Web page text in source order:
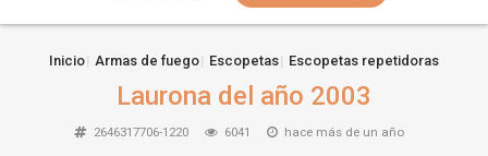
ARMAS CORTAS
Inicio Armas de fuego Escopetas Escopetas repetidoras
Laurona del año 2003
2646317706-1220 6041 hace más de un año